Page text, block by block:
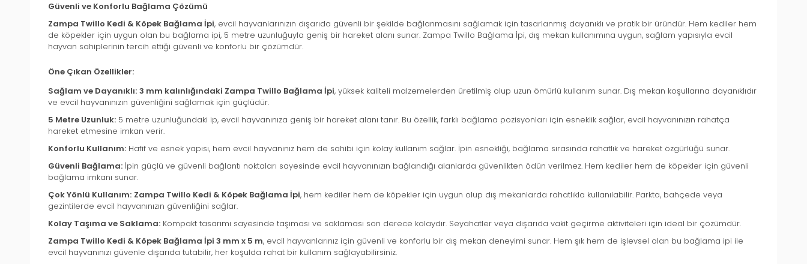
Güvenli ve Konforlu Bağlama Çözümü
Zampa Twillo Kedi & Köpek Bağlama İpi, evcil hayvanlarınızın dışarıda güvenli bir şekilde bağlanmasını sağlamak için tasarlanmış dayanıklı ve pratik bir üründür. Hem kediler hem
de köpekler için uygun olan bu bağlama ipi, 5 metre uzunluğuyla geniş bir hareket alanı sunar. Zampa Twillo Bağlama İpi, dış mekan kullanımına uygun, sağlam yapısıyla evcil
hayvan sahiplerinin tercih ettiği güvenli ve konforlu bir çözümdür.
Öne Çıkan Özellikler:
Sağlam ve Dayanıklı: 3 mm kalınlığındaki Zampa Twillo Bağlama İpi, yüksek kaliteli malzemelerden üretilmiş olup uzun ömürlü kullanım sunar. Dış mekan koşullarına dayanıklıdır
ve evcil hayvanınızın güvenliğini sağlamak için güçlüdür.
5 Metre Uzunluk: 5 metre uzunluğundaki ip, evcil hayvanınıza geniş bir hareket alanı tanır. Bu özellik, farklı bağlama pozisyonları için esneklik sağlar, evcil hayvanınızın rahatça
hareket etmesine imkan verir.
Konforlu Kullanım: Hafif ve esnek yapısı, hem evcil hayvanınız hem de sahibi için kolay kullanım sağlar. İpin esnekliği, bağlama sırasında rahatlık ve hareket özgürlüğü sunar.
Güvenli Bağlama: İpin güçlü ve güvenli bağlantı noktaları sayesinde evcil hayvanınızın bağlandığı alanlarda güvenlikten ödün verilmez. Hem kediler hem de köpekler için güvenli
bağlama imkanı sunar.
Çok Yönlü Kullanım: Zampa Twillo Kedi & Köpek Bağlama İpi, hem kediler hem de köpekler için uygun olup dış mekanlarda rahatlıkla kullanılabilir. Parkta, bahçede veya
gezintilerde evcil hayvanınızın güvenliğini sağlar.
Kolay Taşıma ve Saklama: Kompakt tasarımı sayesinde taşıması ve saklaması son derece kolaydır. Seyahatler veya dışarıda vakit geçirme aktiviteleri için ideal bir çözümdür.
Zampa Twillo Kedi & Köpek Bağlama İpi 3 mm x 5 m, evcil hayvanlarınız için güvenli ve konforlu bir dış mekan deneyimi sunar. Hem şık hem de işlevsel olan bu bağlama ipi ile
evcil hayvanınızı güvenle dışarıda tutabilir, her koşulda rahat bir kullanım sağlayabilirsiniz.